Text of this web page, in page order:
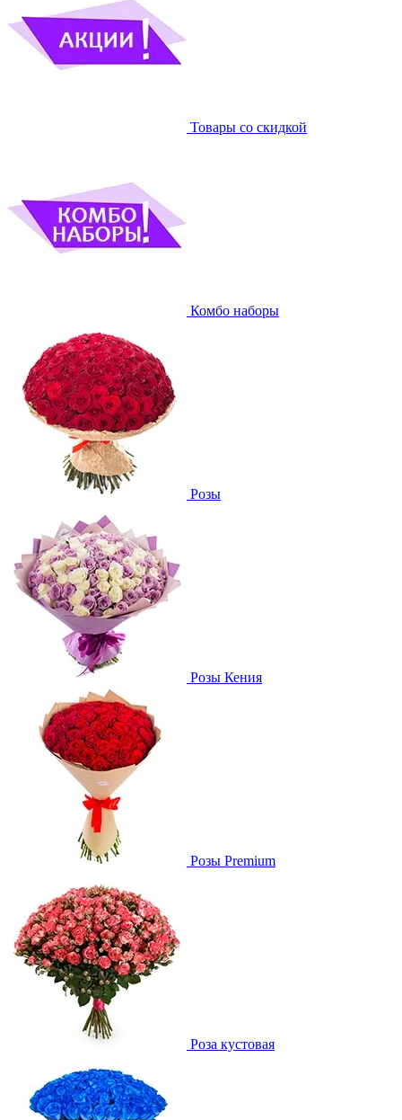
Товары со скидкой
Комбо наборы
Розы
Розы Кения
Розы Premium
Роза кустовая